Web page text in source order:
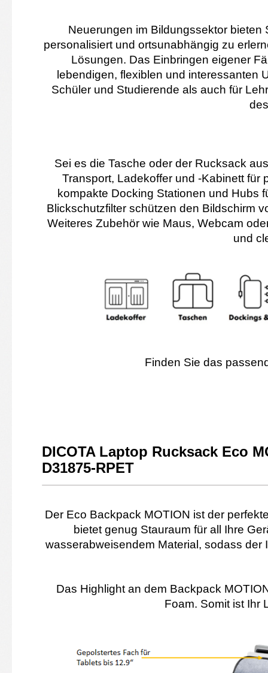
Neuerungen im Bildungssektor
personalisiert und ortsunabhängig zu
Lösungen. Das Einbringen eigener
lebendigen, flexiblen und interessanten
Schüler und Studierende als auch für
Sei es die Tasche oder der Rucksack
Transport, Ladekoffer und -Kabinett
kompakte Docking Stationen und Hubs
Blickschutzfilter schützen den Bildschirm
Weiteres Zubehör wie Maus, Webcam
und
Finden Sie das
DICOTA Laptop Rucksack Eco
D31875-RPET
Der Eco Backpack MOTION ist der
bietet genug Stauraum für all Ihre
wasserabweisendem Material, sodass
Das Highlight an dem Backpack
Foam. Somit ist Ihr